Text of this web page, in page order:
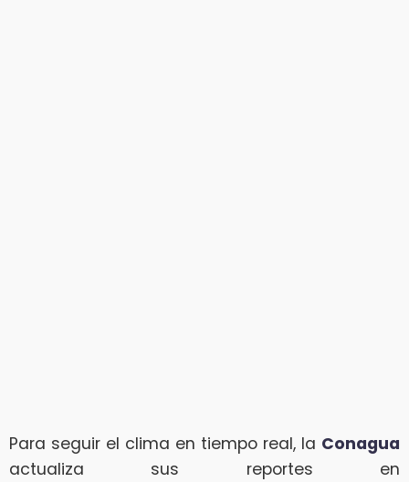
Para seguir el clima en tiempo real, la Conagua
actualiza sus reportes en